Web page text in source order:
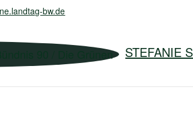
bw.de
STEFANIE